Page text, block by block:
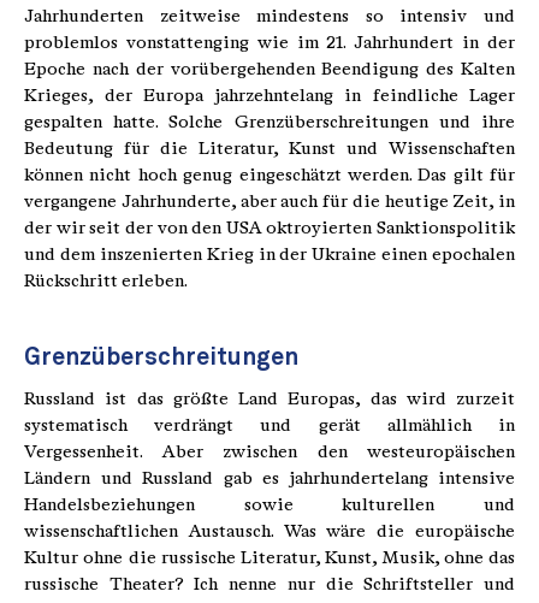
Jahrhunderten zeitweise mindestens so intensiv und
problemlos vonstattenging wie im 21. Jahrhundert in der
Epoche nach der vorübergehenden Beendigung des Kalten
Krieges, der Europa jahrzehntelang in feindliche Lager
gespalten hatte. Solche Grenzüberschreitungen und ihre
Bedeutung für die Literatur, Kunst und Wissenschaften
können nicht hoch genug eingeschätzt werden. Das gilt für
vergangene Jahrhunderte, aber auch für die heutige Zeit, in
der wir seit der von den USA oktroyierten Sanktionspolitik
und dem inszenierten Krieg in der Ukraine einen epochalen
Rückschritt erleben.
Grenzüberschreitungen
Russland ist das größte Land Europas, das wird zurzeit
systematisch verdrängt und gerät allmählich in
Vergessenheit. Aber zwischen den westeuropäischen
Ländern und Russland gab es jahrhundertelang intensive
Handelsbeziehungen sowie kulturellen und
wissenschaftlichen Austausch. Was wäre die europäische
Kultur ohne die russische Literatur, Kunst, Musik, ohne das
russische Theater? Ich nenne nur die Schriftsteller und